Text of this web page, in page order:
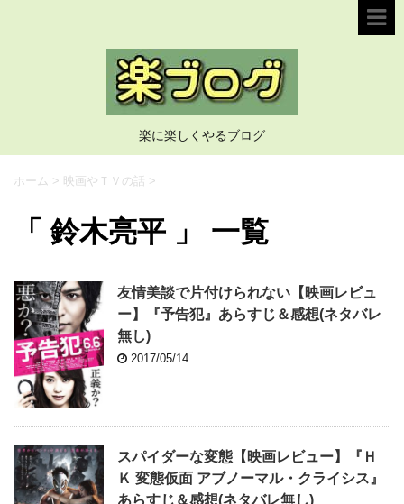
楽に楽しくやるブログ
ホーム > 映画やＴＶの話 >
「 鈴木亮平 」 一覧
友情美談で片付けられない【映画レビュ
ー】『予告犯』あらすじ＆感想(ネタバレ
無し)
2017/05/14
スパイダーな変態【映画レビュー】『Ｈ
Ｋ 変態仮面 アブノーマル・クライシス』
あらすじ＆感想(ネタバレ無し)